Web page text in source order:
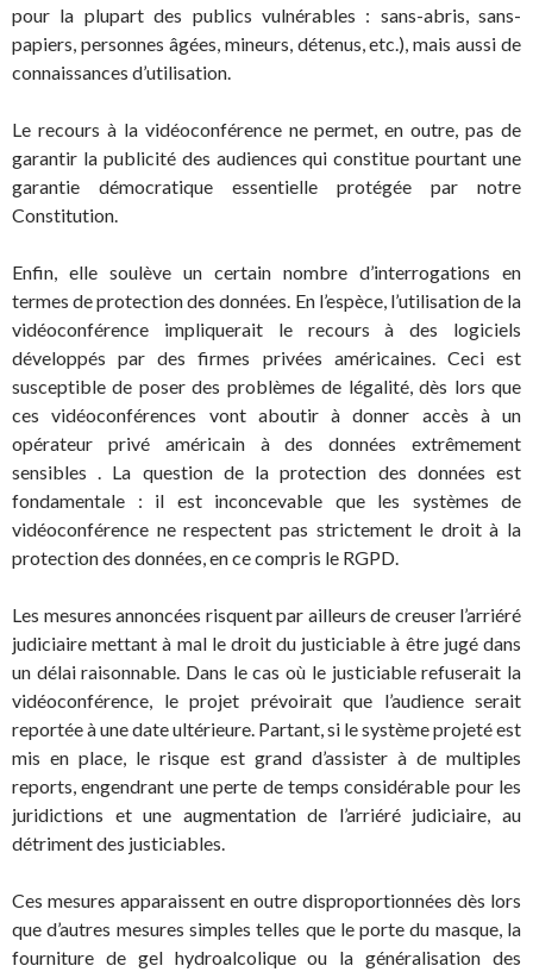
pour la plupart des publics vulnérables : sans-abris, sans-
papiers, personnes âgées, mineurs, détenus, etc.), mais aussi de
connaissances d’utilisation.
Le recours à la vidéoconférence ne permet, en outre, pas de
garantir la publicité des audiences qui constitue pourtant une
garantie démocratique essentielle protégée par notre
Constitution.
Enfin, elle soulève un certain nombre d’interrogations en
termes de protection des données. En l’espèce, l’utilisation de la
vidéoconférence impliquerait le recours à des logiciels
développés par des firmes privées américaines. Ceci est
susceptible de poser des problèmes de légalité, dès lors que
ces vidéoconférences vont aboutir à donner accès à un
opérateur privé américain à des données extrêmement
sensibles . La question de la protection des données est
fondamentale : il est inconcevable que les systèmes de
vidéoconférence ne respectent pas strictement le droit à la
protection des données, en ce compris le RGPD.
Les mesures annoncées risquent par ailleurs de creuser l’arriéré
judiciaire mettant à mal le droit du justiciable à être jugé dans
un délai raisonnable. Dans le cas où le justiciable refuserait la
vidéoconférence, le projet prévoirait que l’audience serait
reportée à une date ultérieure. Partant, si le système projeté est
mis en place, le risque est grand d’assister à de multiples
reports, engendrant une perte de temps considérable pour les
juridictions et une augmentation de l’arriéré judiciaire, au
détriment des justiciables.
Ces mesures apparaissent en outre disproportionnées dès lors
que d’autres mesures simples telles que le porte du masque, la
fourniture de gel hydroalcolique ou la généralisation des